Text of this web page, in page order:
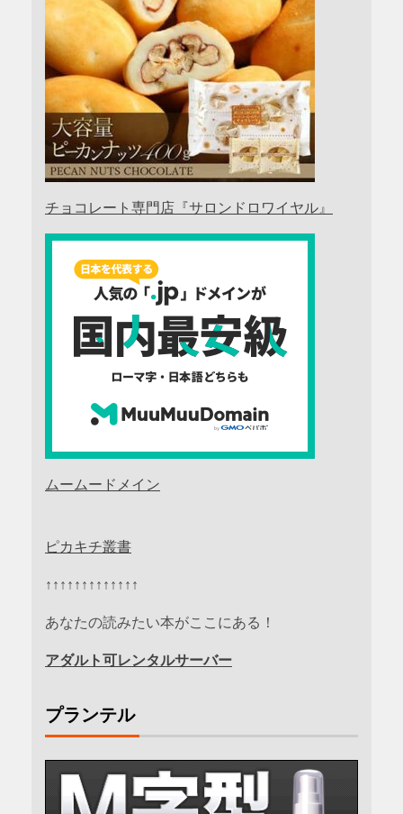
チョコレート専門店『サロンドロワイヤル』
ムームードメイン
ピカキチ叢書
↑↑↑↑↑↑↑↑↑↑↑↑↑
あなたの読みたい本がここにある！
アダルト可レンタルサーバー
プランテル